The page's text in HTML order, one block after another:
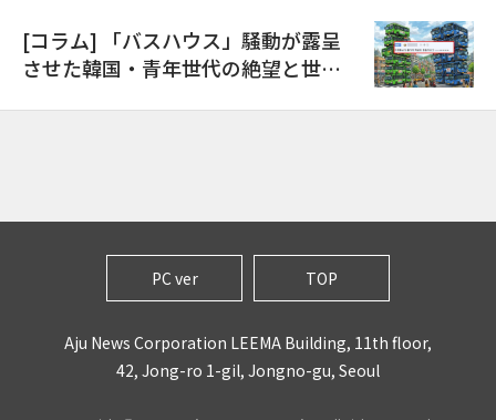
[コラム] 「バスハウス」騒動が露呈
させた韓国・青年世代の絶望と世代
PC ver TOP
Aju News Corporation LEEMA Building, 11th floor,
42, Jong-ro 1-gil, Jongno-gu, Seoul